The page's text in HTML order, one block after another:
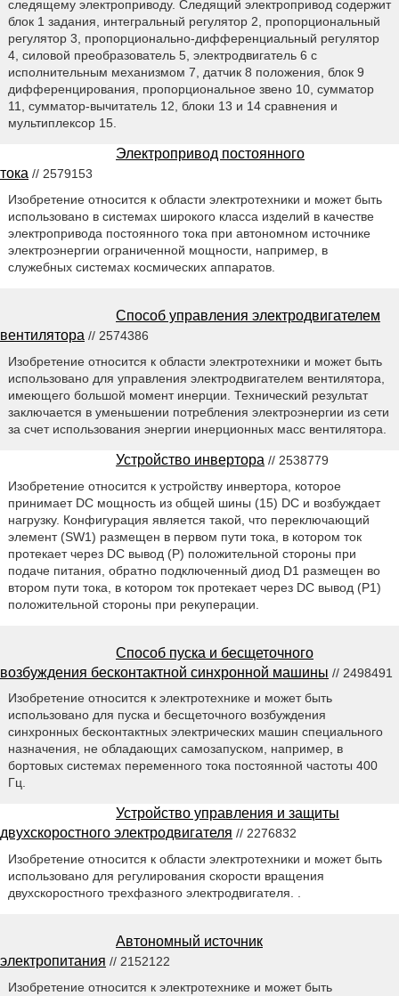
следящему электроприводу. Следящий электропривод содержит
блок 1 задания, интегральный регулятор 2, пропорциональный
регулятор 3, пропорционально-дифференциальный регулятор
4, силовой преобразователь 5, электродвигатель 6 с
исполнительным механизмом 7, датчик 8 положения, блок 9
дифференцирования, пропорциональное звено 10, сумматор
11, сумматор-вычитатель 12, блоки 13 и 14 сравнения и
мультиплексор 15.
Электропривод постоянного
тока // 2579153
Изобретение относится к области электротехники и может быть
использовано в системах широкого класса изделий в качестве
электропривода постоянного тока при автономном источнике
электроэнергии ограниченной мощности, например, в
служебных системах космических аппаратов.
Способ управления электродвигателем
вентилятора // 2574386
Изобретение относится к области электротехники и может быть
использовано для управления электродвигателем вентилятора,
имеющего большой момент инерции. Технический результат
заключается в уменьшении потребления электроэнергии из сети
за счет использования энергии инерционных масс вентилятора.
Устройство инвертора // 2538779
Изобретение относится к устройству инвертора, которое
принимает DC мощность из общей шины (15) DC и возбуждает
нагрузку. Конфигурация является такой, что переключающий
элемент (SW1) размещен в первом пути тока, в котором ток
протекает через DC вывод (P) положительной стороны при
подаче питания, обратно подключенный диод D1 размещен во
втором пути тока, в котором ток протекает через DC вывод (P1)
положительной стороны при рекуперации.
Способ пуска и бесщеточного
возбуждения бесконтактной синхронной машины // 2498491
Изобретение относится к электротехнике и может быть
использовано для пуска и бесщеточного возбуждения
синхронных бесконтактных электрических машин специального
назначения, не обладающих самозапуском, например, в
бортовых системах переменного тока постоянной частоты 400
Гц.
Устройство управления и защиты
двухскоростного электродвигателя // 2276832
Изобретение относится к области электротехники и может быть
использовано для регулирования скорости вращения
двухскоростного трехфазного электродвигателя. .
Автономный источник
электропитания // 2152122
Изобретение относится к электротехнике и может быть